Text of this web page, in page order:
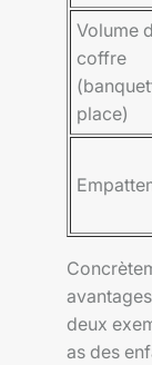
Volume
coffre
place)
deux
as des